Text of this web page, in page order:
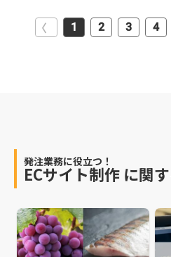
1 2 3 4
発注業務に役立つ！
ECサイト制作 に関